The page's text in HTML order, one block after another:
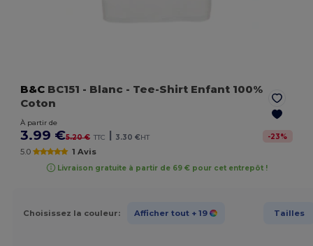
B&C BC151 - Blanc - Tee-Shirt Enfant 100%
Coton
À partir de
3.99 €5.20 € TTC | 3.30 €HT -23%
5.0 1 Avis
Livraison gratuite à partir de 69 € pour cet entrepôt !
Choisissez la couleur: Afficher tout + 19 Tailles